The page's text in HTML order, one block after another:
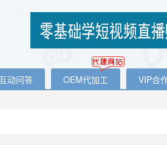
互动问答 OEM代加工 VIP合